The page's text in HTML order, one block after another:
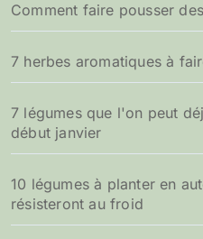
e
r
:
Comment faire pousser
7 herbes aromatiques à
7 légumes que l'on peut
début janvier
10 légumes à planter en
résisteront au froid